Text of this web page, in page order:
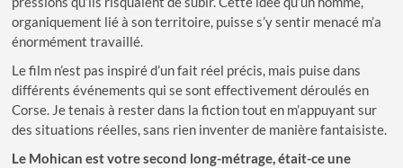
organiquement lié à son territoire, puisse s’y sentir menacé m’a
énormément travaillé.
Le film n’est pas inspiré d’un fait réel précis, mais puise dans
différents événements qui se sont effectivement déroulés en
Corse. Je tenais à rester dans la fiction tout en m’appuyant sur
des situations réelles, sans rien inventer de manière fantaisiste.
Le Mohican est votre second long-métrage, était-ce une